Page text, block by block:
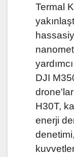
Termal
yardımcı
DJI
H30T,
enerji